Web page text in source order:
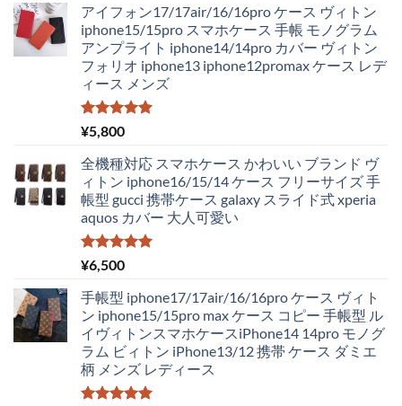
価
格
は
¥4,250
で
し
の
価
格
は
アイフォン17/17air/16/16pro ケース ヴィトン
iphone15/15pro スマホケース 手帳 モノグラム
アンプライト iphone14/14pro カバー ヴィトン
フォリオ iphone13 iphone12promax ケース レデ
ィース メンズ
5段階中
5.00
¥5,800
全機種対応 スマホケース かわいい ブランド ヴ
ィトン iphone16/15/14 ケース フリーサイズ 手
帳型 gucci 携帯ケース galaxy スライド式 xperia
aquos カバー 大人可愛い
5段階中
5.00
¥6,500
手帳型 iphone17/17air/16/16pro ケース ヴィト
ン iphone15/15pro max ケース コピー 手帳型 ル
イヴィトンスマホケースiPhone14 14pro モノグ
ラム ビィトン iPhone13/12 携帯 ケース ダミエ
柄 メンズ レディース